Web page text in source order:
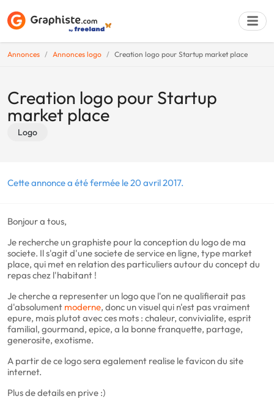
Annonces Annonces logo Creation logo pour Startup market place
Creation logo pour Startup
market place
Logo
Cette annonce a été fermée le 20 avril 2017.
Bonjour a tous,
Je recherche un graphiste pour la conception du logo de ma
societe. Il s'agit d'une societe de service en ligne, type market
place, qui met en relation des particuliers autour du concept du
repas chez l'habitant !
Je cherche a representer un logo que l'on ne qualifierait pas
d'absolument moderne, donc un visuel qui n'est pas vraiment
epure, mais plutot avec ces mots : chaleur, convivialite, esprit
familial, gourmand, epice, a la bonne franquette, partage,
generosite, exotisme.
A partir de ce logo sera egalement realise le favicon du site
internet.
Plus de details en prive :)